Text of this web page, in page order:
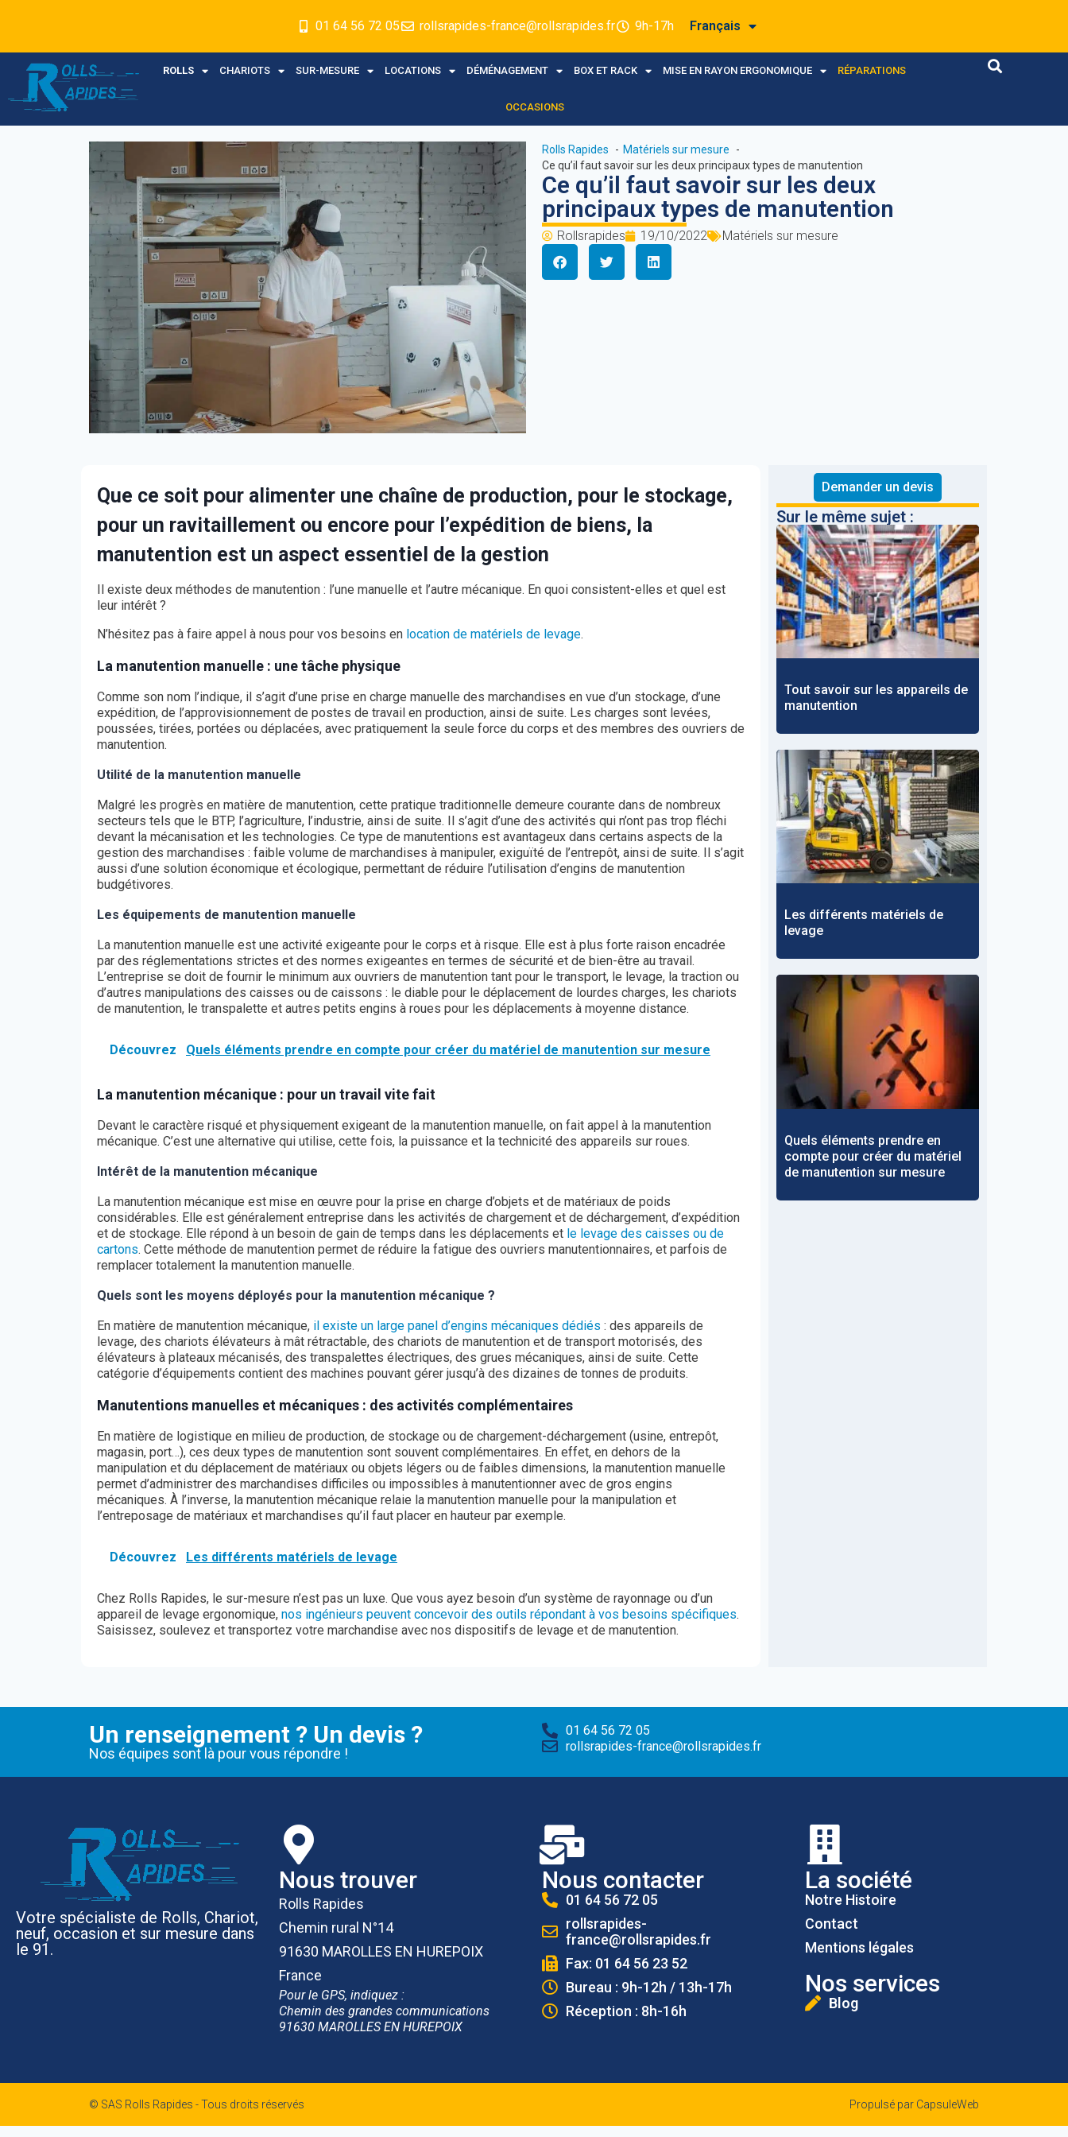
01 64 56 72 05 rollsrapides-france@rollsrapides.fr 9h-17h Français
ROLLS CHARIOTS SUR-MESURE LOCATIONS DÉMÉNAGEMENT BOX ET RACK MISE EN RAYON ERGONOMIQUE RÉPARATIONS
OCCASIONS
Rolls Rapides
Matériels sur mesure
Ce qu’il faut savoir sur les deux principaux types de manutention
Ce qu’il faut savoir sur les deux
principaux types de manutention
Rollsrapides 19/10/2022 Matériels sur mesure
Que ce soit pour alimenter une chaîne de production, pour le stockage,
pour un ravitaillement ou encore pour l’expédition de biens, la
manutention est un aspect essentiel de la gestion
Il existe deux méthodes de manutention : l’une manuelle et l’autre mécanique. En quoi consistent-elles et quel est
leur intérêt ?
N’hésitez pas à faire appel à nous pour vos besoins en location de matériels de levage.
La manutention manuelle : une tâche physique
Comme son nom l’indique, il s’agit d’une prise en charge manuelle des marchandises en vue d’un stockage, d’une
expédition, de l’approvisionnement de postes de travail en production, ainsi de suite. Les charges sont levées,
poussées, tirées, portées ou déplacées, avec pratiquement la seule force du corps et des membres des ouvriers de
manutention.
Utilité de la manutention manuelle
Malgré les progrès en matière de manutention, cette pratique traditionnelle demeure courante dans de nombreux
secteurs tels que le BTP, l’agriculture, l’industrie, ainsi de suite. Il s’agit d’une des activités qui n’ont pas trop fléchi
devant la mécanisation et les technologies. Ce type de manutentions est avantageux dans certains aspects de la
gestion des marchandises : faible volume de marchandises à manipuler, exiguïté de l’entrepôt, ainsi de suite. Il s’agit
aussi d’une solution économique et écologique, permettant de réduire l’utilisation d’engins de manutention
budgétivores.
Les équipements de manutention manuelle
La manutention manuelle est une activité exigeante pour le corps et à risque. Elle est à plus forte raison encadrée
par des réglementations strictes et des normes exigeantes en termes de sécurité et de bien-être au travail.
L’entreprise se doit de fournir le minimum aux ouvriers de manutention tant pour le transport, le levage, la traction ou
d’autres manipulations des caisses ou de caissons : le diable pour le déplacement de lourdes charges, les chariots
de manutention, le transpalette et autres petits engins à roues pour les déplacements à moyenne distance.
Découvrez Quels éléments prendre en compte pour créer du matériel de manutention sur mesure
La manutention mécanique : pour un travail vite fait
Devant le caractère risqué et physiquement exigeant de la manutention manuelle, on fait appel à la manutention
mécanique. C’est une alternative qui utilise, cette fois, la puissance et la technicité des appareils sur roues.
Intérêt de la manutention mécanique
La manutention mécanique est mise en œuvre pour la prise en charge d’objets et de matériaux de poids
considérables. Elle est généralement entreprise dans les activités de chargement et de déchargement, d’expédition
et de stockage. Elle répond à un besoin de gain de temps dans les déplacements et le levage des caisses ou de
cartons. Cette méthode de manutention permet de réduire la fatigue des ouvriers manutentionnaires, et parfois de
remplacer totalement la manutention manuelle.
Quels sont les moyens déployés pour la manutention mécanique ?
En matière de manutention mécanique, il existe un large panel d’engins mécaniques dédiés : des appareils de
levage, des chariots élévateurs à mât rétractable, des chariots de manutention et de transport motorisés, des
élévateurs à plateaux mécanisés, des transpalettes électriques, des grues mécaniques, ainsi de suite. Cette
catégorie d’équipements contient des machines pouvant gérer jusqu’à des dizaines de tonnes de produits.
Manutentions manuelles et mécaniques : des activités complémentaires
En matière de logistique en milieu de production, de stockage ou de chargement-déchargement (usine, entrepôt,
magasin, port…), ces deux types de manutention sont souvent complémentaires. En effet, en dehors de la
manipulation et du déplacement de matériaux ou objets légers ou de faibles dimensions, la manutention manuelle
permet d’administrer des marchandises difficiles ou impossibles à manutentionner avec de gros engins
mécaniques. À l’inverse, la manutention mécanique relaie la manutention manuelle pour la manipulation et
l’entreposage de matériaux et marchandises qu’il faut placer en hauteur par exemple.
Découvrez Les différents matériels de levage
Chez Rolls Rapides, le sur-mesure n’est pas un luxe. Que vous ayez besoin d’un système de rayonnage ou d’un
appareil de levage ergonomique, nos ingénieurs peuvent concevoir des outils répondant à vos besoins spécifiques.
Saisissez, soulevez et transportez votre marchandise avec nos dispositifs de levage et de manutention.
Demander un devis
Sur le même sujet :
Tout savoir sur les appareils de
manutention
Les différents matériels de
levage
Quels éléments prendre en
compte pour créer du matériel
de manutention sur mesure
Un renseignement ? Un devis ?
Nos équipes sont là pour vous répondre !
01 64 56 72 05
rollsrapides-france@rollsrapides.fr
Votre spécialiste de Rolls, Chariot,
neuf, occasion et sur mesure dans
le 91.
Nous trouver
Rolls Rapides
Chemin rural N°14
91630 MAROLLES EN HUREPOIX
France
Pour le GPS, indiquez :
Chemin des grandes communications
91630 MAROLLES EN HUREPOIX
Nous contacter
01 64 56 72 05
rollsrapides-
france@rollsrapides.fr
Fax: 01 64 56 23 52
Bureau : 9h-12h / 13h-17h
Réception : 8h-16h
La société
Notre Histoire
Contact
Mentions légales
Nos services
Blog
© SAS Rolls Rapides - Tous droits réservés Propulsé par CapsuleWeb